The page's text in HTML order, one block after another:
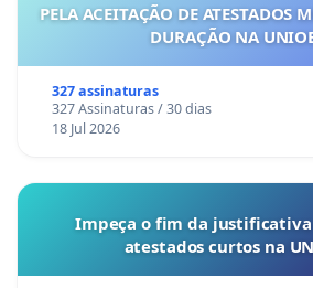
PELA ACEITAÇÃO DE ATESTADOS
DURAÇÃO NA
327 assinaturas
327 Assinaturas / 30 dias
18 Jul 2026
Impeça o fim da
atestados curtos na